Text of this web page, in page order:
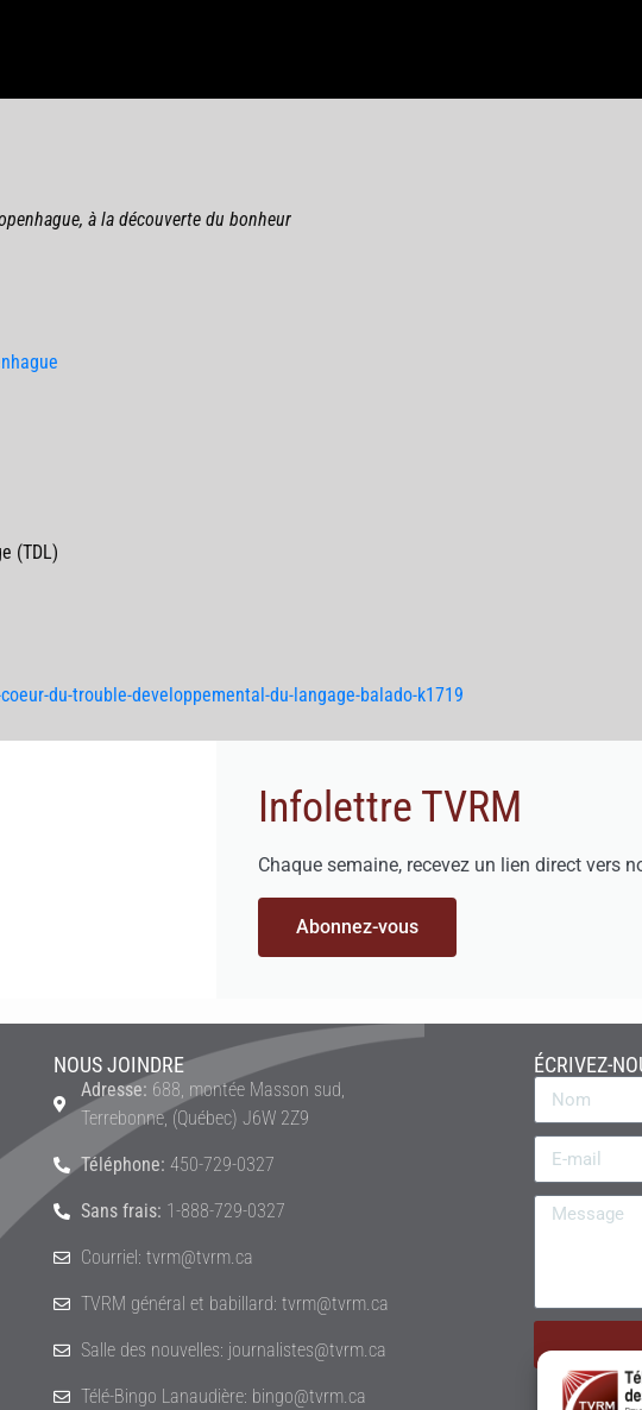
à la découverte du bonheur
(TDL)
du-trouble-developpemental-du-langage-balado-k1719
Infolettre TVRM
Chaque semaine, recevez un lien direct vers
Abonnez-vous
NOUS JOINDRE
Adresse: 688, montée Masson sud,
Terrebonne, (Québec) J6W 2Z9
Téléphone: 450-729-0327
Sans frais: 1-888-729-0327
Courriel: tvrm@tvrm.ca
TVRM général et babillard: tvrm@tvrm.ca
Salle des nouvelles: journalistes@tvrm.ca
Télé-Bingo Lanaudière: bingo@tvrm.ca
ÉCRIVEZ-